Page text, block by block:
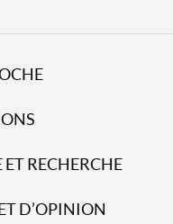
RECHERCHE
D’OPINION